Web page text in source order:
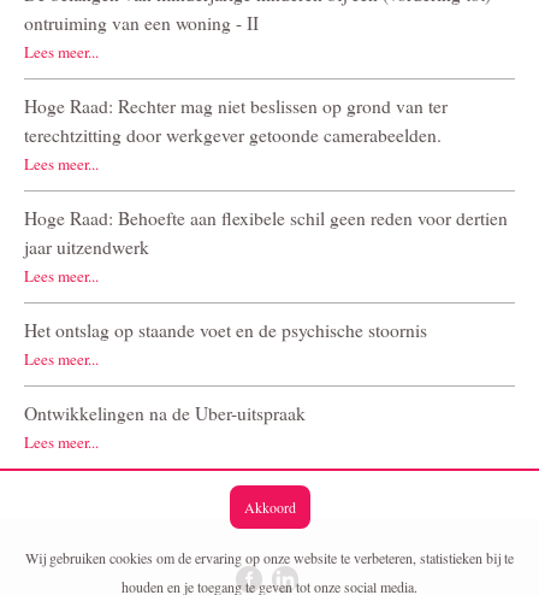
ontruiming van een woning - II
Lees meer...
Hoge Raad: Rechter mag niet beslissen op grond van ter
terechtzitting door werkgever getoonde camerabeelden.
Lees meer...
Hoge Raad: Behoefte aan flexibele schil geen reden voor dertien
jaar uitzendwerk
Lees meer...
Het ontslag op staande voet en de psychische stoornis
Lees meer...
Ontwikkelingen na de Uber-uitspraak
Lees meer...
Akkoord
Wij gebruiken cookies om de ervaring op onze website te verbeteren, statistieken bij te
houden en je toegang te geven tot onze social media.